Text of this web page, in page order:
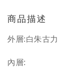
商品描述
外層:白朱古力
內層: